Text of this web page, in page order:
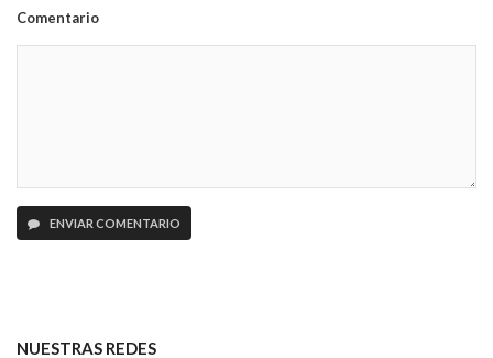
Comentario
ENVIAR COMENTARIO
NUESTRAS REDES